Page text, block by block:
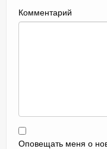
Комментарий
Оповещать меня о